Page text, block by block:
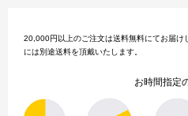
2019年2月26日 中古美容機器 入荷しました
商品の詳細はお気軽にお問い合わせ下さい。
2019年2月12日
中古美容機器 入荷しました
20,000円以上のご注文は送料無料にてお届け
には別途送料を頂戴いたします。
お時間指定